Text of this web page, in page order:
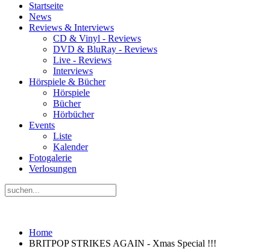
Startseite
News
Reviews & Interviews
CD & Vinyl - Reviews
DVD & BluRay - Reviews
Live - Reviews
Interviews
Hörspiele & Bücher
Hörspiele
Bücher
Hörbücher
Events
Liste
Kalender
Fotogalerie
Verlosungen
Home
BRITPOP STRIKES AGAIN - Xmas Special !!!